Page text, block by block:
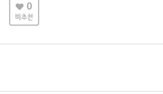
0
비추천